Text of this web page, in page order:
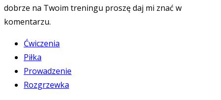
dobrze na Twoim treningu proszę daj mi znać w
komentarzu.
Ćwiczenia
Piłka
Prowadzenie
Rozgrzewka